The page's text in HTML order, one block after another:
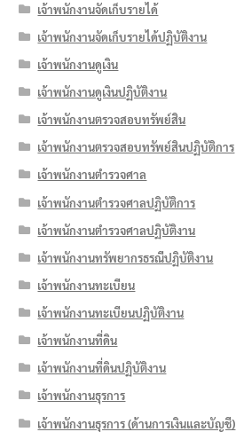
เจ้าพนักงานจัดเก็บรายได้
เจ้าพนักงานจัดเก็บรายได้ปฏิบัติงาน
เจ้าพนักงานดูเงิน
เจ้าพนักงานดูเงินปฏิบัติงาน
เจ้าพนักงานตรวจสอบทรัพย์สิน
เจ้าพนักงานตรวจสอบทรัพย์สินปฏิบัติการ
เจ้าพนักงานตำรวจศาล
เจ้าพนักงานตำรวจศาลปฏิบัติการ
เจ้าพนักงานตำรวจศาลปฏิบัติงาน
เจ้าพนักงานทรัพยากรธรณีปฏิบัติงาน
เจ้าพนักงานทะเบียน
เจ้าพนักงานทะเบียนปฏิบัติงาน
เจ้าพนักงานที่ดิน
เจ้าพนักงานที่ดินปฏิบัติงาน
เจ้าพนักงานธุรการ
เจ้าพนักงานธุรการ (ด้านการเงินและบัญชี)